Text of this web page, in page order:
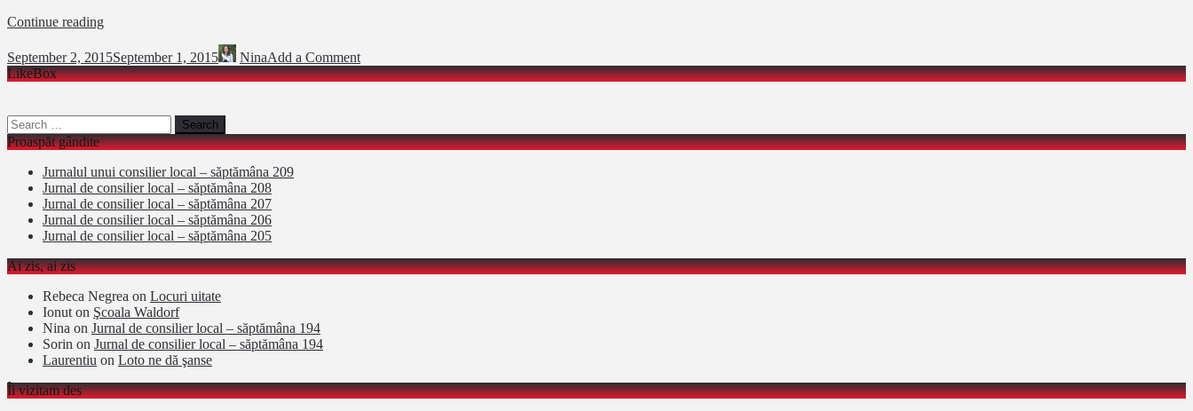
Continue readingUnde
in
Ungaria
(I)
September 2, 2015September 1, 2015 NinaAdd a Comment
LikeBox
Search
for:
Proaspăt gândite
Jurnalul unui consilier local – săptămâna 209
Jurnal de consilier local – săptămâna 208
Jurnal de consilier local – săptămâna 207
Jurnal de consilier local – săptămâna 206
Jurnal de consilier local – săptămâna 205
Ai zis, ai zis
Rebeca Negrea on Locuri uitate
Ionut on Şcoala Waldorf
Nina on Jurnal de consilier local – săptămâna 194
Sorin on Jurnal de consilier local – săptămâna 194
Laurentiu on Loto ne dă şanse
Îi vizitam des